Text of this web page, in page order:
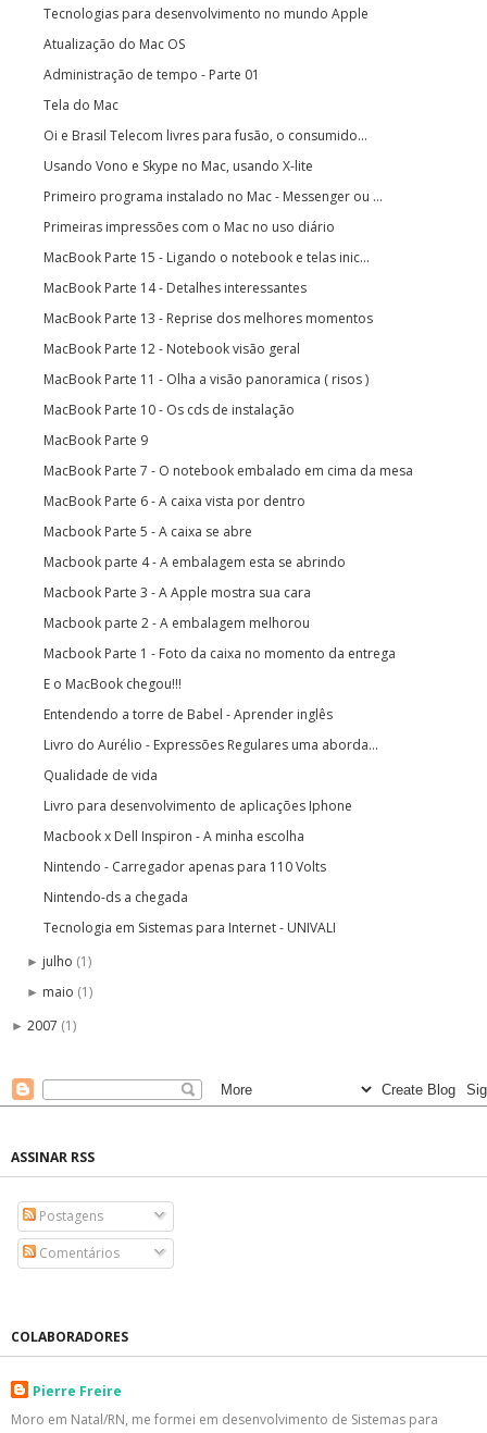
Tecnologias para desenvolvimento no mundo Apple
Atualização do Mac OS
Administração de tempo - Parte 01
Tela do Mac
Oi e Brasil Telecom livres para fusão, o consumido...
Usando Vono e Skype no Mac, usando X-lite
Primeiro programa instalado no Mac - Messenger ou ...
Primeiras impressões com o Mac no uso diário
MacBook Parte 15 - Ligando o notebook e telas inic...
MacBook Parte 14 - Detalhes interessantes
MacBook Parte 13 - Reprise dos melhores momentos
MacBook Parte 12 - Notebook visão geral
MacBook Parte 11 - Olha a visão panoramica ( risos )
MacBook Parte 10 - Os cds de instalação
MacBook Parte 9
MacBook Parte 7 - O notebook embalado em cima da mesa
MacBook Parte 6 - A caixa vista por dentro
Macbook Parte 5 - A caixa se abre
Macbook parte 4 - A embalagem esta se abrindo
Macbook Parte 3 - A Apple mostra sua cara
Macbook parte 2 - A embalagem melhorou
Macbook Parte 1 - Foto da caixa no momento da entrega
E o MacBook chegou!!!
Entendendo a torre de Babel - Aprender inglês
Livro do Aurélio - Expressões Regulares uma aborda...
Qualidade de vida
Livro para desenvolvimento de aplicações Iphone
Macbook x Dell Inspiron - A minha escolha
Nintendo - Carregador apenas para 110 Volts
Nintendo-ds a chegada
Tecnologia em Sistemas para Internet - UNIVALI
► julho (1)
► maio (1)
► 2007 (1)
ASSINAR RSS
Postagens
Comentários
COLABORADORES
Pierre Freire
Moro em Natal/RN, me formei em desenvolvimento de Sistemas para